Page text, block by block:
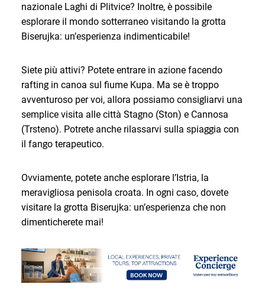
nazionale Laghi di Plitvice? Inoltre, è possibile
esplorare il mondo sotterraneo visitando la grotta
Biserujka: un’esperienza indimenticabile!
Siete più attivi? Potete entrare in azione facendo
rafting in canoa sul fiume Kupa. Ma se è troppo
avventuroso per voi, allora possiamo consigliarvi una
semplice visita alle città Stagno (Ston) e Cannosa
(Trsteno). Potrete anche rilassarvi sulla spiaggia con
il fango terapeutico.
Ovviamente, potete anche esplorare l’Istria, la
meravigliosa penisola croata. In ogni caso, dovete
visitare la grotta Biserujka: un’esperienza che non
dimenticherete mai!